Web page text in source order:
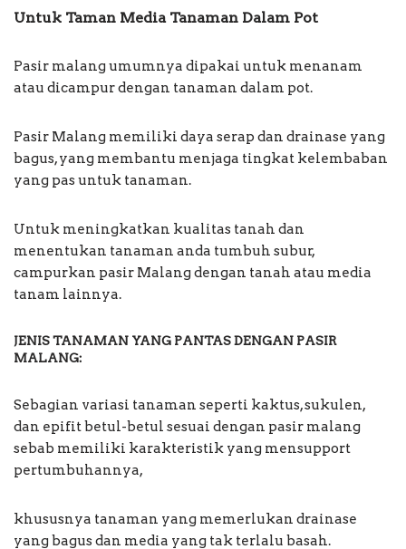
Untuk Taman Media Tanaman Dalam Pot
Pasir malang umumnya dipakai untuk menanam
atau dicampur dengan tanaman dalam pot.
Pasir Malang memiliki daya serap dan drainase yang
bagus, yang membantu menjaga tingkat kelembaban
yang pas untuk tanaman.
Untuk meningkatkan kualitas tanah dan
menentukan tanaman anda tumbuh subur,
campurkan pasir Malang dengan tanah atau media
tanam lainnya.
JENIS TANAMAN YANG PANTAS DENGAN PASIR
MALANG:
Sebagian variasi tanaman seperti kaktus, sukulen,
dan epifit betul-betul sesuai dengan pasir malang
sebab memiliki karakteristik yang mensupport
pertumbuhannya,
khususnya tanaman yang memerlukan drainase
yang bagus dan media yang tak terlalu basah.